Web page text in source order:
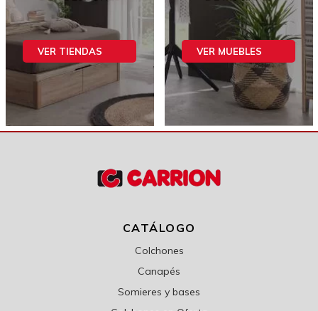
VER TIENDAS VER MUEBLES
CATÁLOGO
Colchones
Canapés
Somieres y bases